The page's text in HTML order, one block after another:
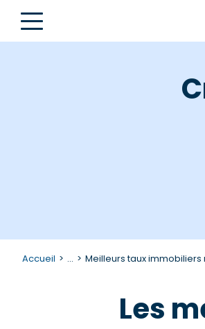
Accueil ... Meilleurs taux immobiliers
Les